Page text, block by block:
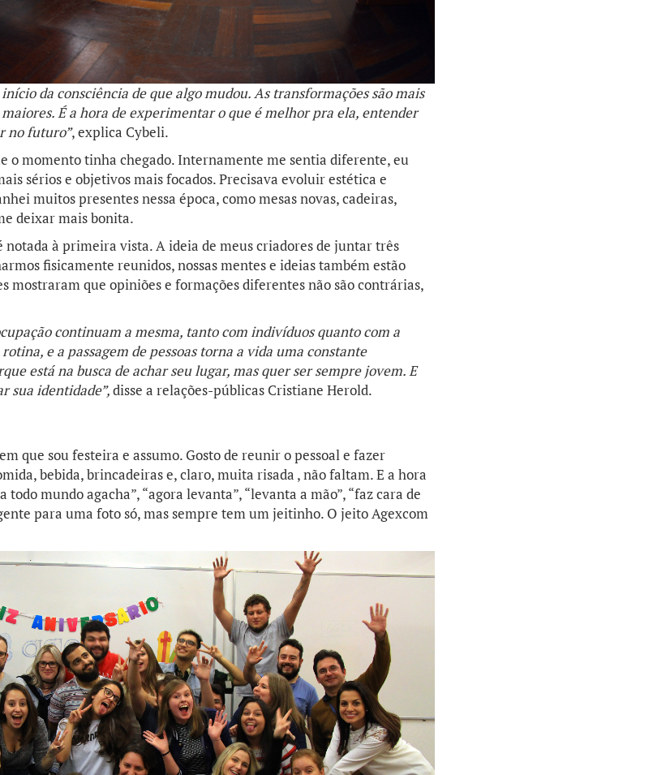
da consciência de que algo mudou. As transformações são mais
É a hora de experimentar o que é melhor pra ela, entender
no futuro”, explica Cybeli.
o momento tinha chegado. Internamente me sentia diferente, eu
sérios e objetivos mais focados. Precisava evoluir estética e
muitos presentes nessa época, como mesas novas, cadeiras,
deixar mais bonita.
à primeira vista. A ideia de meus criadores de juntar três
fisicamente reunidos, nossas mentes e ideias também estão
mostraram que opiniões e formações diferentes não são contrárias,
continuam a mesma, tanto com indivíduos quanto com a
e a passagem de pessoas torna a vida uma constante
está na busca de achar seu lugar, mas quer ser sempre jovem. E
sua identidade”,disse a relações-públicas Cristiane Herold.
que sou festeira e assumo. Gosto de reunir o pessoal e fazer
bebida, brincadeiras e, claro, muita risada , não faltam. E a hora
mundo agacha”, “agora levanta”, “levanta a mão”, “faz cara de
para uma foto só, mas sempre tem um jeitinho. O jeito Agexcom